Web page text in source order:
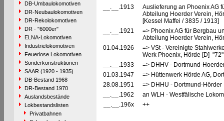
DB-Umbaulokomotiven
DR-Neubaulokomotiven
DR-Rekolokomotiven
DR - "6000er"
ELNA-Lokomotiven
Industrielokomotiven
Feuerlose Lokomotiven
Sonderkonstruktionen
SAAR (1920 - 1935)
DB-Bestand 1968
DR-Bestand 1970
Auslandsbestände
Lokbestandslisten
Privatbahnen
__.__.1913
Auslieferung an Phoenix AG
Abteilung Hoerder Verein,
[Kessel Maffei / 3835 / 1913]
__.__.1921
=> Phoenix AG für Bergbau
Abteilung Hoerder Verein,
01.04.1926
=> VSt - Vereinigte
Werk Phoenix, Hörde [D]
__.__.1933
=> DHHV - Dortmund-
01.03.1947
=> Hüttenwerk Hörde AG,
28.08.1951
=> DHHU - Dortmund-
__.__.1962
an WLH - Westfälische
__.__.196x
++